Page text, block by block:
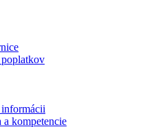
a kompetencie